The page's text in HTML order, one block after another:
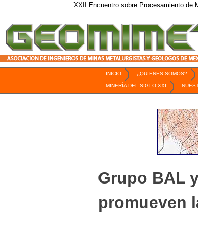
XXII Encuentro sobre Procesamiento de
INICIO ¿QUIENES SOMOS?
MINERÍA DEL SIGLO XXI
Grupo BAL
promueven